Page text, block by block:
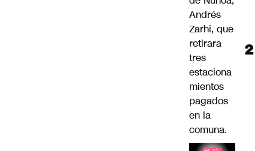
Andrés
Zarhi, que
retirara
tres
estaciona
mientos
pagados
en la
comuna.